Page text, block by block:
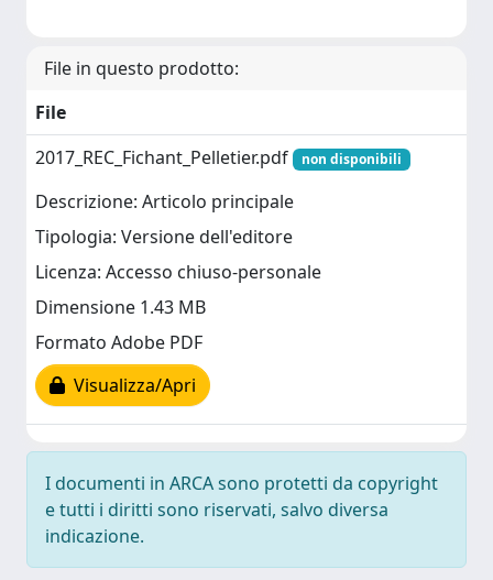
File in questo prodotto:
File
2017_REC_Fichant_Pelletier.pdf
non disponibili
Descrizione: Articolo principale
Tipologia: Versione dell'editore
Licenza: Accesso chiuso-personale
Dimensione 1.43 MB
Formato Adobe PDF
Visualizza/Apri
I documenti in ARCA sono protetti da copyright
e tutti i diritti sono riservati, salvo diversa
indicazione.